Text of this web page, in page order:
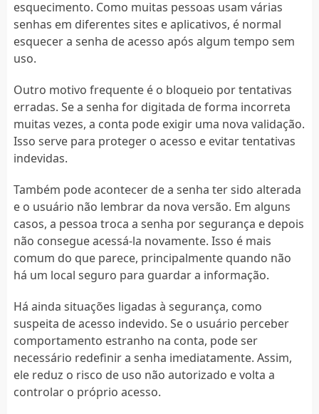
esquecimento. Como muitas pessoas usam várias
senhas em diferentes sites e aplicativos, é normal
esquecer a senha de acesso após algum tempo sem
uso.
Outro motivo frequente é o bloqueio por tentativas
erradas. Se a senha for digitada de forma incorreta
muitas vezes, a conta pode exigir uma nova validação.
Isso serve para proteger o acesso e evitar tentativas
indevidas.
Também pode acontecer de a senha ter sido alterada
e o usuário não lembrar da nova versão. Em alguns
casos, a pessoa troca a senha por segurança e depois
não consegue acessá-la novamente. Isso é mais
comum do que parece, principalmente quando não
há um local seguro para guardar a informação.
Há ainda situações ligadas à segurança, como
suspeita de acesso indevido. Se o usuário perceber
comportamento estranho na conta, pode ser
necessário redefinir a senha imediatamente. Assim,
ele reduz o risco de uso não autorizado e volta a
controlar o próprio acesso.